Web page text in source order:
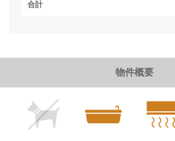
合計
物件概要